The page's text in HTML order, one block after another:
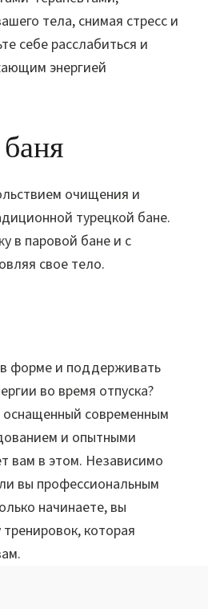
тела, снимая стресс и
себе расслабиться и
энергией
очищения и
турецкой бане.
в паровой бане и с
свое тело.
форме и поддерживать
во время отпуска?
современным
и опытными
вам в этом. Независимо
вы профессиональным
начинаете, вы
которая